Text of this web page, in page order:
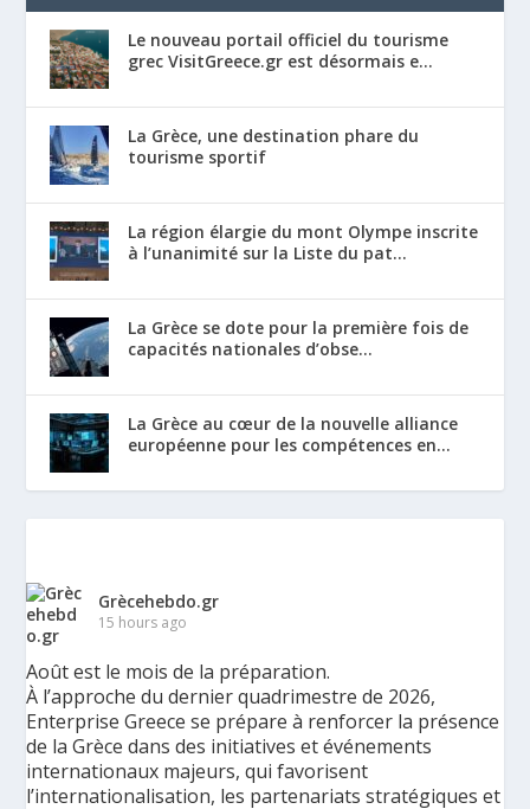
Le nouveau portail officiel du tourisme
grec VisitGreece.gr est désormais e...
La Grèce, une destination phare du
tourisme sportif
La région élargie du mont Olympe inscrite
à l’unanimité sur la Liste du pat...
La Grèce se dote pour la première fois de
capacités nationales d’obse...
La Grèce au cœur de la nouvelle alliance
européenne pour les compétences en...
Grècehebdo.gr
15 hours ago
Août est le mois de la préparation.
À l’approche du dernier quadrimestre de 2026,
Enterprise Greece se prépare à renforcer la présence
de la Grèce dans des initiatives et événements
internationaux majeurs, qui favorisent
l’internationalisation, les partenariats stratégiques et